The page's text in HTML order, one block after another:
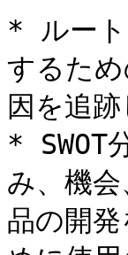
* ルート
するた
因を追
* SWOT
み、機
品の開